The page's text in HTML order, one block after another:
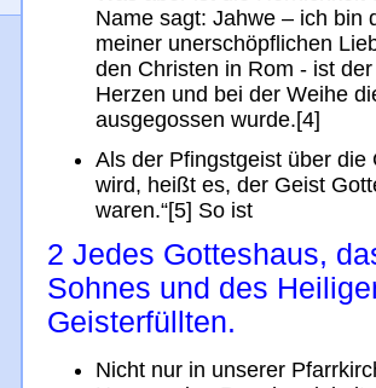
Name sagt: Jahwe – ich bin
meiner unerschöpflichen
den Christen in Rom - ist
Herzen und bei der Weihe
ausgegossen wurde.[4]
Als der Pfingstgeist über
wird, heißt es, der Geist
waren.“[5] So ist
2 Jedes Gotteshaus,
Sohnes und des
Geisterfüllten.
Nicht nur in unserer